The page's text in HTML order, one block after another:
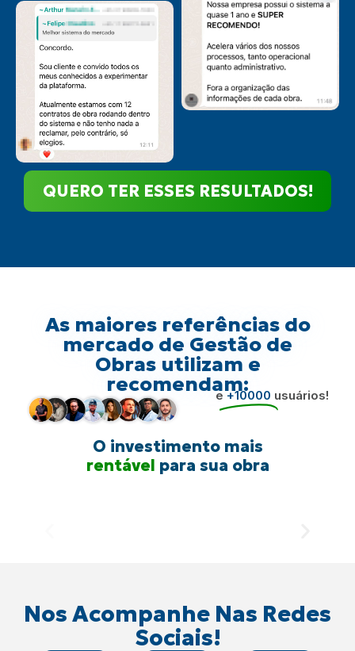
QUERO TER ESSES RESULTADOS!
As maiores referências do
mercado de Gestão de
Obras utilizam e
recomendam:
e+10000 usuários!
O investimento mais
rentável
inteligentepara sua obra
Nos Acompanhe Nas Redes
Sociais!